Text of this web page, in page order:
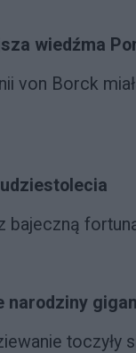
wiedźma
von Borck
bajeczną
narodziny
toczyły